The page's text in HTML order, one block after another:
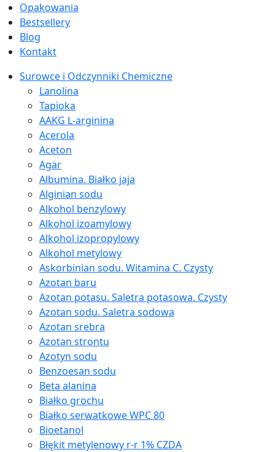
Opakowania
Bestsellery
Blog
Kontakt
Surowce i Odczynniki Chemiczne
Lanolina
Tapioka
AAKG L-arginina
Acerola
Aceton
Agar
Albumina. Białko jaja
Alginian sodu
Alkohol benzylowy
Alkohol izoamylowy
Alkohol izopropylowy
Alkohol metylowy
Askorbinian sodu. Witamina C. Czysty
Azotan baru
Azotan potasu. Saletra potasowa. Czysty
Azotan sodu. Saletra sodowa
Azotan srebra
Azotan strontu
Azotyn sodu
Benzoesan sodu
Beta alanina
Białko grochu
Białko serwatkowe WPC 80
Bioetanol
Błękit metylenowy r-r 1% CZDA